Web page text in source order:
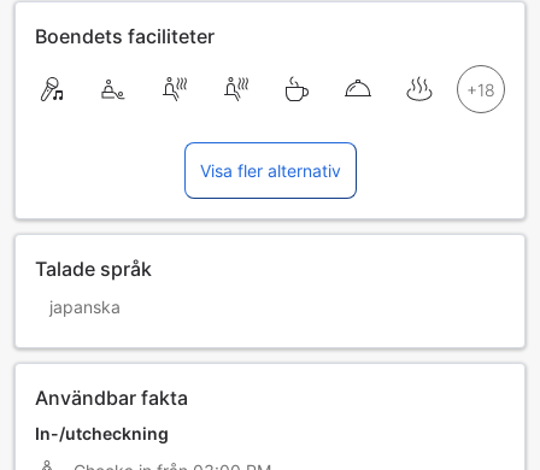
Boendets faciliteter
Visa fler alternativ
Talade språk
japanska
Användbar fakta
In-/utcheckning